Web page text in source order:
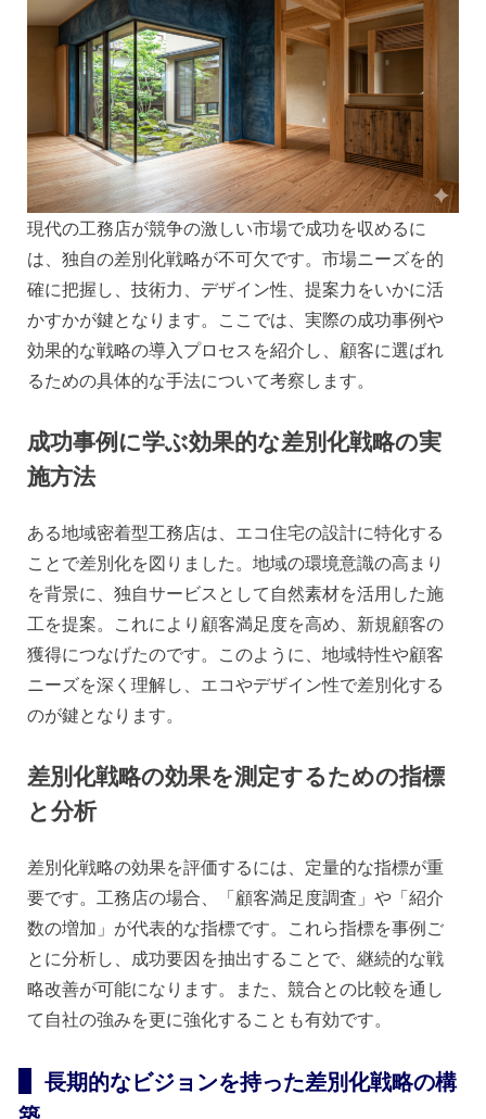
現代の工務店が競争の激しい市場で成功を収めるに
は、独自の差別化戦略が不可欠です。市場ニーズを的
確に把握し、技術力、デザイン性、提案力をいかに活
かすかが鍵となります。ここでは、実際の成功事例や
効果的な戦略の導入プロセスを紹介し、顧客に選ばれ
るための具体的な手法について考察します。
成功事例に学ぶ効果的な差別化戦略の実
施方法
ある地域密着型工務店は、エコ住宅の設計に特化する
ことで差別化を図りました。地域の環境意識の高まり
を背景に、独自サービスとして自然素材を活用した施
工を提案。これにより顧客満足度を高め、新規顧客の
獲得につなげたのです。このように、地域特性や顧客
ニーズを深く理解し、エコやデザイン性で差別化する
のが鍵となります。
差別化戦略の効果を測定するための指標
と分析
差別化戦略の効果を評価するには、定量的な指標が重
要です。工務店の場合、「顧客満足度調査」や「紹介
数の増加」が代表的な指標です。これら指標を事例ご
とに分析し、成功要因を抽出することで、継続的な戦
略改善が可能になります。また、競合との比較を通し
て自社の強みを更に強化することも有効です。
長期的なビジョンを持った差別化戦略の構